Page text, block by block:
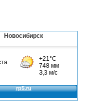
Новосибирск